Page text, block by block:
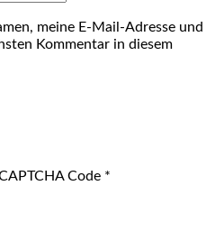
meine E-Mail-Adresse und
Kommentar in diesem
Code *